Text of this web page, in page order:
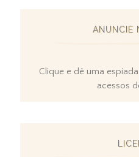
ANUNCIE
Clique e dê uma
acessos